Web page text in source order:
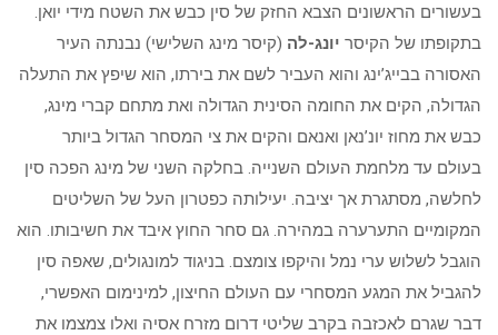
בעשורים הראשונים הצבא החזק של סין כבש את השטח מידי יואן.
בתקופתו של הקיסר יונג-לה (קיסר מינג השלישי) נבנתה העיר
האסורה בבייג’ינג והוא העביר לשם את בירתו, הוא שיפץ את התעלה
הגדולה, הקים את החומה הסינית הגדולה ואת מתחם קברי מינג,
כבש את מחוז יונ’נאן ואנאם והקים את צי המסחר הגדול ביותר
בעולם עד מלחמת העולם השנייה. בחלקה השני של מינג הפכה סין
לחלשה, מסתגרת אך יציבה. יעילותה כפטרון העל של השליטים
המקומיים התערערה במהירה. גם סחר החוץ איבד את חשיבותו. הוא
הוגבל לשלוש ערי נמל והיקפו צומצם. בניגוד למונגולים, שאפה סין
להגביל את המגע המסחרי עם העולם החיצון, למינימום האפשרי,
דבר שגרם לאכזבה בקרב שליטי דרום מזרח אסיה ואלו צמצמו את